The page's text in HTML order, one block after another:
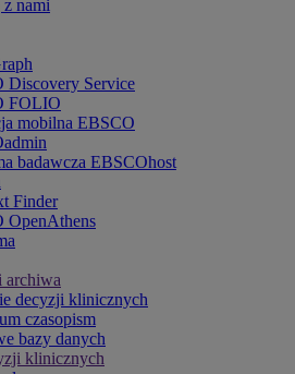
z nami
Discovery Service
FOLIO
mobilna EBSCO
badawcza EBSCOhost
Finder
OpenAthens
archiwa
decyzji klinicznych
czasopism
bazy danych
klinicznych